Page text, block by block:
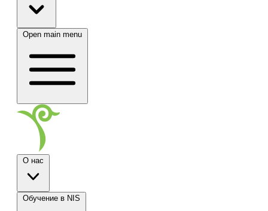
Open main menu
О нас
Обучение в NIS